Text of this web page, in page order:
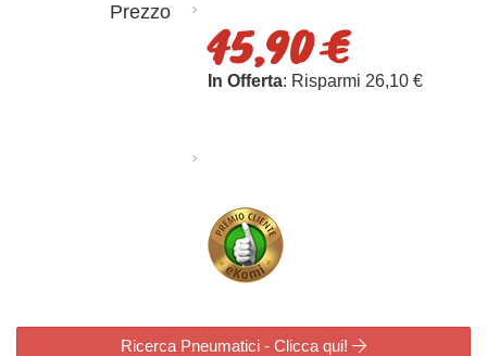
Prezzo
45,90 €
In Offerta: Risparmi 26,10 €
Ricerca Pneumatici - Clicca qui!